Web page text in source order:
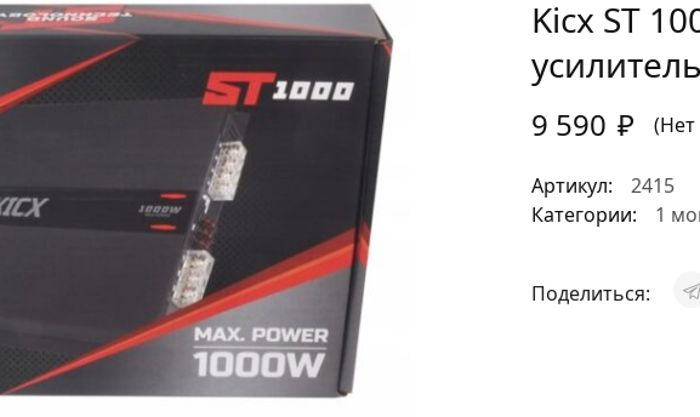
АВТОСВЕТ
АКУСТИКА
РАМКИ И РАЗЪЕМЫ
СИГНАЛИЗАЦИИ
ПОМОЩЬ ПРИ ПАРКОВКЕ
МУЗЫКАЛЬНЫЕ АКСЕССУАРЫ
АВТОУСИЛИТЕЛИ
Kicx ST
9 590 ₽
Артикул:
2415
Категории:
1
Поделиться: